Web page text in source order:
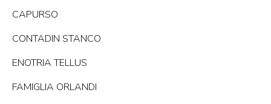
CAPURSO
CONTADIN STANCO
ENOTRIA TELLUS
FAMIGLIA ORLANDI